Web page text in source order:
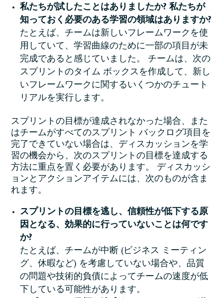
私たちが試したことはありましたか? 私たちが
知っておく必要のある学習の領域はありますか?
たとえば、チームは新しいフレームワークを使
用していて、学習曲線のために一部の項目が未
完成であると感じていました。 チームは、次の
スプリントのタイム ボックスを作成して、新し
いフレームワークに関するいくつかのチュート
リアルを実行します。
スプリントの目標が達成されなかった場合、また
はチームがすべてのスプリント バックログ項目を
完了できていない場合は、ディスカッションを学
習の機会から、次のスプリントの目標を達成する
方法に重点を置く必要があります。 ディスカッシ
ョンとアクションアイテムには、次のものが含ま
れます。
スプリントの目標を逃し、信頼性が低下する原
因となる、効果的に行っていないことは何です
か?
たとえば、チームが中断 (ビジネス ミーティン
グ、休暇など) を考慮していない場合や、品質
の問題や技術的負債によってチームの速度が低
下している可能性があります。